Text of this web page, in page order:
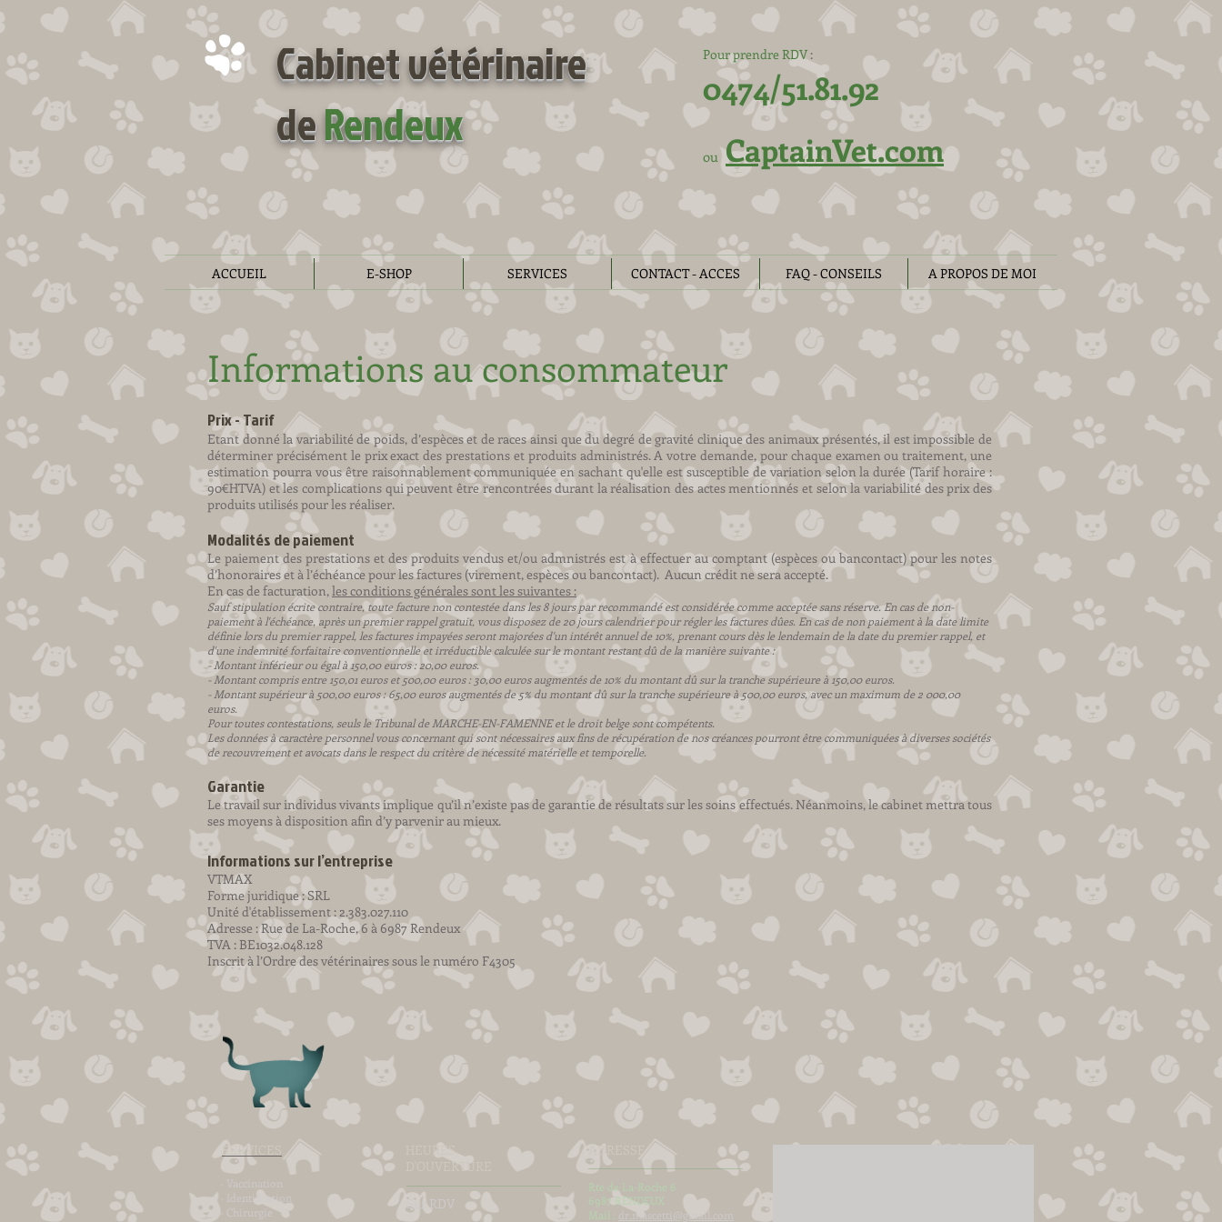
Cabinet vétérinaire
deRendeux
Pour prendre RDV :
0474/51.81.92
ou CaptainVet.com
ACCUEIL E-SHOP SERVICES CONTACT - ACCES FAQ - CONSEILS A PROPOS DE MOI
Informations au consommateur
Prix - Tarif
Etant donné la variabilité de poids, d’espèces et de races ainsi que du degré de gravité clinique des animaux présentés, il est impossible de
déterminer précisément le prix exact des prestations et produits administrés. A votre demande, pour chaque examen ou traitement, une
estimation pourra vous être raisonnablement communiquée en sachant qu'elle est susceptible de variation selon la durée (Tarif horaire :
90€HTVA) et les complications qui peuvent être rencontrées durant la réalisation des actes mentionnés et selon la variabilité des prix des
produits utilisés pour les réaliser.
Modalités de paiement
Le paiement des prestations et des produits vendus et/ou admnistrés est à effectuer au comptant (espèces ou bancontact) pour les notes
d’honoraires et à l’échéance pour les factures (virement, espèces ou bancontact). Aucun crédit ne sera accepté.
En cas de facturation,les conditions générales sont les suivantes :
Sauf stipulation écrite contraire, toute facture non contestée dans les 8 jours par recommandé est considérée comme acceptée sans réserve. En cas de non-
paiement à l'échéance, après un premier rappel gratuit, vous disposez de 20 jours calendrier pour régler les factures dûes. En cas de non paiement à la date limite
définie lors du premier rappel, les factures impayées seront majorées d'un intérêt annuel de 10%, prenant cours dès le lendemain de la date du premier rappel, et
d'une indemnité forfaitaire conventionnelle et irréductible calculée sur le montant restant dû de la manière suivante :
- Montant inférieur ou égal à 150,00 euros : 20,00 euros.
- Montant compris entre 150,01 euros et 500,00 euros : 30,00 euros augmentés de 10% du montant dû sur la tranche supérieure à 150,00 euros.
- Montant supérieur à 500,00 euros : 65,00 euros augmentés de 5% du montant dû sur la tranche supérieure à 500,00 euros, avec un maximum de 2 000,00
euros.
Pour toutes contestations, seuls le Tribunal de MARCHE-EN-FAMENNE et le droit belge sont compétents.
Les données à caractère personnel vous concernant qui sont nécessaires aux fins de récupération de nos créances pourront être communiquées à diverses sociétés
de recouvrement et avocats dans le respect du critère de nécessité matérielle et temporelle.
Garantie
Le travail sur individus vivants implique qu’il n’existe pas de garantie de résultats sur les soins effectués. Néanmoins, le cabinet mettra tous
ses moyens à disposition afin d’y parvenir au mieux.
Informations sur l’entreprise
VTMAX
Forme juridique : SRL
Unité d'établissement : 2.383.027.110
Adresse : Rue de La-Roche, 6 à 6987 Rendeux
TVA : BE1032.048.128
Inscrit à l’Ordre des vétérinaires sous le numéro F4305
- Vaccination
- Identification
- Chirurgie
HEURES
D'OUVERTURE
Sur RDV
Rte de La-Roche 6
6987 RENDEUX
Mail :
dr.mascetti@gmail.com